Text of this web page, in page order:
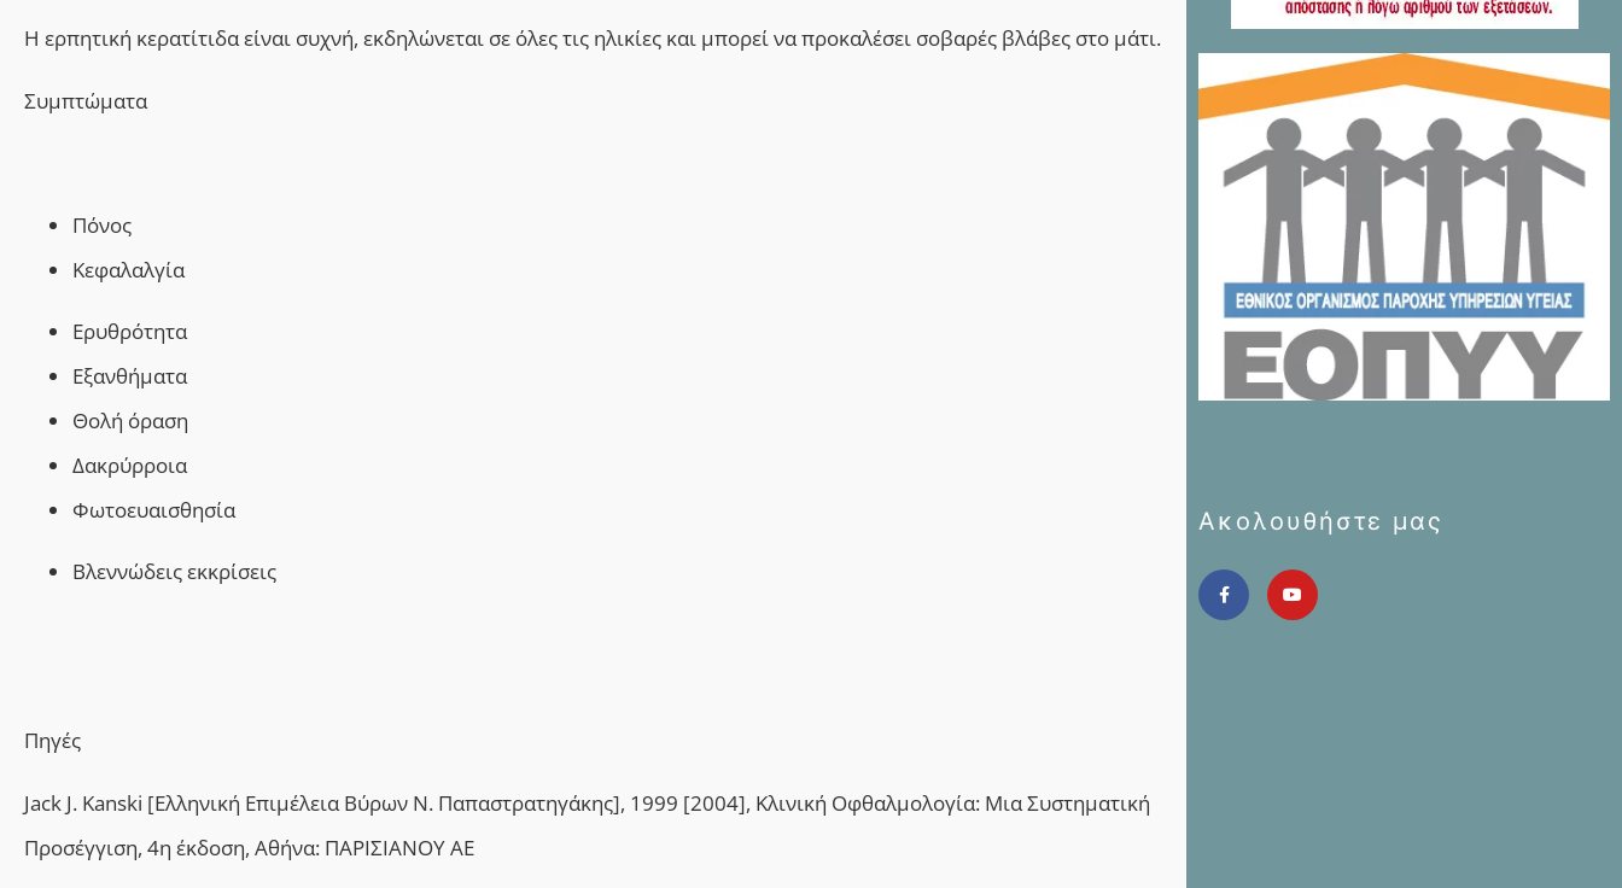
Η ερπητική κερατίτιδα είναι συχνή, εκδηλώνεται σε όλες τις ηλικίες και μπορεί να προκαλέσει σοβαρές βλάβες στο μάτι.
Συμπτώματα
Πόνος
Κεφαλαλγία
Ερυθρότητα
Εξανθήματα
Θολή όραση
Δακρύρροια
Φωτοευαισθησία
Βλεννώδεις εκκρίσεις
Πηγές
Jack J. Kanski [Ελληνική Επιμέλεια Βύρων Ν. Παπαστρατηγάκης], 1999 [2004], Κλινική Οφθαλμολογία: Μια Συστηματική
Προσέγγιση, 4η έκδοση, Αθήνα: ΠΑΡΙΣΙΑΝΟΥ ΑΕ
Ακολουθήστε μας